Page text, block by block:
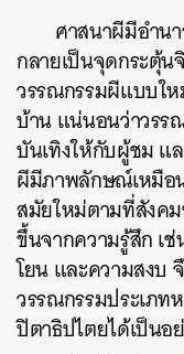
ศาสนาผีมีอำน
กลายเป็นจุดกระตุ้น
วรรณกรรมผีแบบใ
บ้าน แน่นอนว่าวรร
บันเทิงให้กับผู้ชม แ
ผีมีภาพลักษณ์เหมือ
สมัยใหม่ตามที่สังค
ขึ้นจากความรู้สึก เ
โยน และความสงบ
วรรณกรรมประเภ
ปิตาธิปไตยได้เป็นอ
ค้นหา
SHARE